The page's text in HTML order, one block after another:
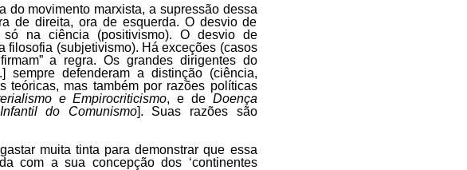
do movimento marxista, a supressão dessa
de direita, ora de esquerda. O desvio de
na ciência (positivismo). O desvio de
filosofia (subjetivismo). Há exceções (casos
a regra. Os grandes dirigentes do
sempre defenderam a distinção (ciência,
teóricas, mas também por razões políticas
e Empirocriticismo, e de Doença
do Comunismo]. Suas razões são
muita tinta para demonstrar que essa
com a sua concepção dos ‘continentes